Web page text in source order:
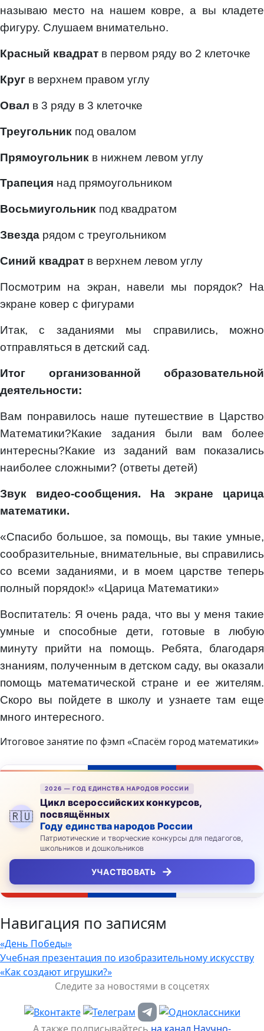
называю место на нашем ковре, а вы кладете
фигуру. Слушаем внимательно.
Красный квадрат в первом ряду во 2 клеточке
Круг в верхнем правом углу
Овал в 3 ряду в 3 клеточке
Треугольник под овалом
Прямоугольник в нижнем левом углу
Трапеция над прямоугольником
Восьмиугольник под квадратом
Звезда рядом с треугольником
Синий квадрат в верхнем левом углу
Посмотрим на экран, навели мы порядок? На
экране ковер с фигурами
Итак, с заданиями мы справились, можно
отправляться в детский сад.
Итог организованной образовательной
деятельности:
Вам понравилось наше путешествие в Царство
Математики?Какие задания были вам более
интересны?Какие из заданий вам показались
наиболее сложными? (ответы детей)
Звук видео-сообщения. На экране царица
математики.
«Спасибо большое, за помощь, вы такие умные,
сообразительные, внимательные, вы справились
со всеми заданиями, и в моем царстве теперь
полный порядок!» «Царица Математики»
Воспитатель: Я очень рада, что вы у меня такие
умные и способные дети, готовые в любую
минуту прийти на помощь. Ребята, благодаря
знаниям, полученным в детском саду, вы оказали
помощь математической стране и ее жителям.
Скоро вы пойдете в школу и узнаете там еще
много интересного.
Итоговое занятие по фэмп «Спасём город математики»
🇷🇺
2026 — ГОД ЕДИНСТВА НАРОДОВ РОССИИ
Цикл всероссийских конкурсов,
посвящённых
Году единства народов России
Патриотические и творческие конкурсы для педагогов,
школьников и дошкольников
УЧАСТВОВАТЬ →
Навигация по записям
«День Победы»
Учебная презентация по изобразительному искусству
«Как создают игрушки?»
Следите за новостями в соцсетях
А также подписывайтесь на канал Научно-